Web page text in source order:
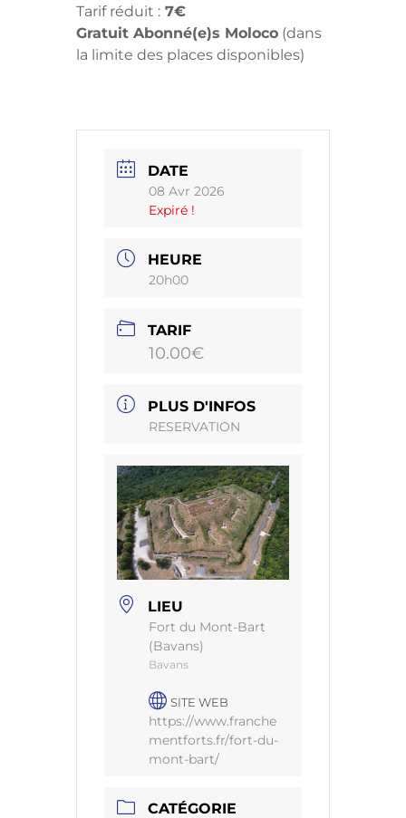
Tarif réduit : 7€
Gratuit Abonné(e)s Moloco (dans
la limite des places disponibles)
DATE
08 Avr 2026
Expiré !
HEURE
20h00
TARIF
10.00€
PLUS D'INFOS
RESERVATION
LIEU
Fort du Mont-Bart
(Bavans)
Bavans
SITE WEB
https://www.franche
mentforts.fr/fort-du-
mont-bart/
CATÉGORIE